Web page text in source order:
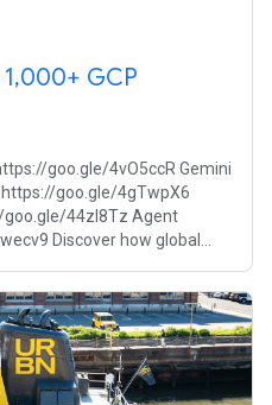
GCP
goo.gle/4vO5ccR Gemini
goo.gle/4gTwpX6
44zI8Tz Agent
Discover how global